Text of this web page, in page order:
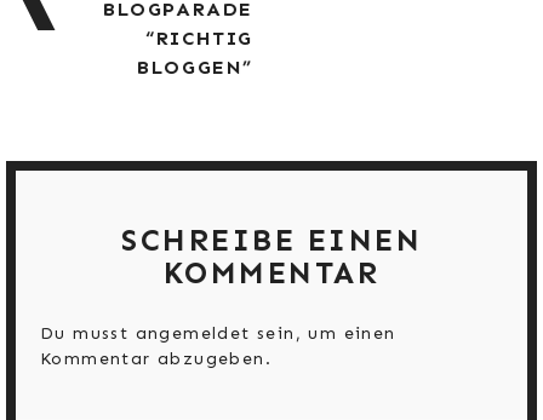
BLOGPARADE
“RICHTIG
BLOGGEN”
SCHREIBE EINEN
KOMMENTAR
Du musst angemeldet sein, um einen
Kommentar abzugeben.